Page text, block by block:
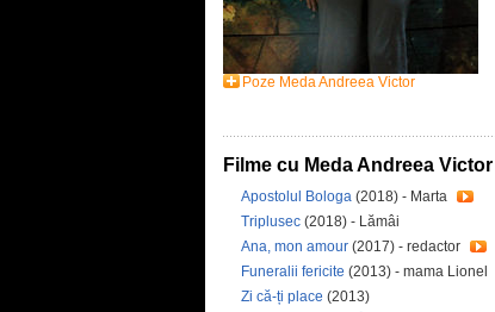
Poze Meda Andreea Victor
Filme cu Meda Andreea Victor
Apostolul Bologa (2018) - Marta
Triplusec (2018) - Lămâi
Ana, mon amour (2017) - redactor
Funeralii fericite (2013) - mama Lionel
Zi că-ți place (2013)